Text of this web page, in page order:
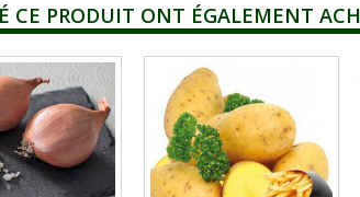
CE PRODUIT ONT ÉGALEMENT